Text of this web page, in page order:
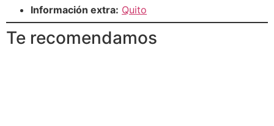
Información extra: Quito
Te recomendamos